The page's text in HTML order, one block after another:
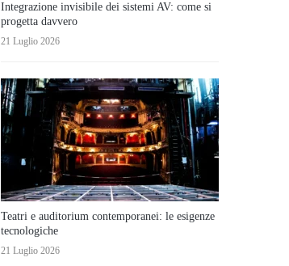
Integrazione invisibile dei sistemi AV: come si
progetta davvero
21 Luglio 2026
Teatri e auditorium contemporanei: le esigenze
tecnologiche
21 Luglio 2026